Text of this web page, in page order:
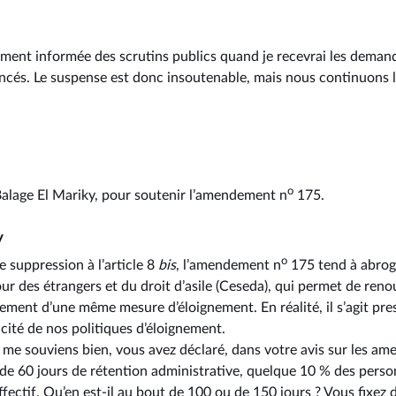
informée des scrutins publics quand je recevrai les
Le suspense est donc insoutenable, mais nous continuons
El Mariky, pour soutenir l’amendement no 175.
suppression à l’article 8 bis, l’amendement no 175 tend à
des étrangers et du droit d’asile (Ceseda), qui permet de
d’une même mesure d’éloignement. En réalité, il s’agit
de nos politiques d’éloignement.
souviens bien, vous avez déclaré, dans votre avis sur les
60 jours de rétention administrative, quelque 10 % des
Qu’en est-il au bout de 100 ou de 150 jours ? Vous fixez